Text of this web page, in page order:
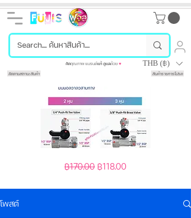
คัดคุณภาพ แบรนด์แท้ ดูแลด้วย ♥
ติดตามสถานะสินค้า
สินค้ารายการโปรด
THB (฿)
วาล์ว
ราคาปกติ
฿170.00 ราคาขายลด
฿118.00
มี
โพสต์